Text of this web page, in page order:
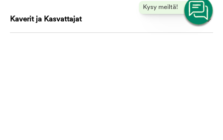
Kysy meiltä!
Kaverit ja Kasvattajat